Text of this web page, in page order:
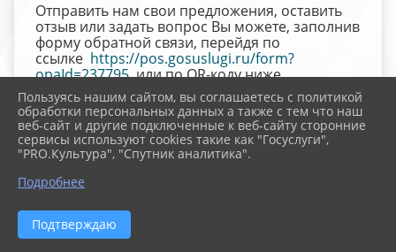
Отправить нам свои предложения, оставить
отзыв или задать вопрос Вы можете, заполнив
форму обратной связи, перейдя по
ссылке https://pos.gosuslugi.ru/form?
opaId=237795или по QR-коду ниже
Пользуясь нашим сайтом, вы соглашаетесь с политикой
обработки персональных данных а также с тем что наш
веб-сайт и другие подключенные к веб-сайту сторонние
сервисы используют cookies такие как "Госуслуги",
"PRO.Культура", "Спутник аналитика".
Подробнее
Подтверждаю